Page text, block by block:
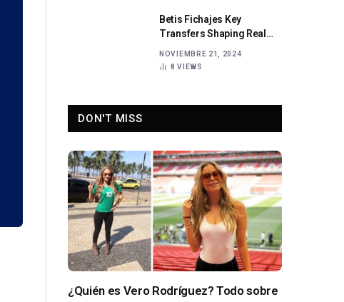
Betis Fichajes Key
Transfers Shaping Real
NOVIEMBRE 21, 2024
8VIEWS
DON'T MISS
¿Quién es Vero Rodríguez? Todo sobre